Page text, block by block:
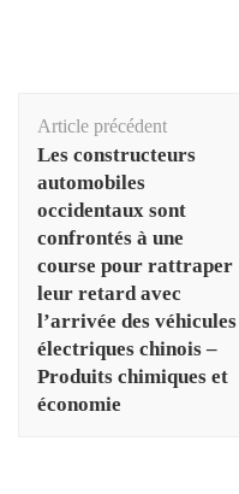
d'article
Article précédent
Les constructeurs
automobiles
occidentaux sont
confrontés à une
course pour rattraper
leur retard avec
l’arrivée des véhicules
électriques chinois –
Produits chimiques et
économie